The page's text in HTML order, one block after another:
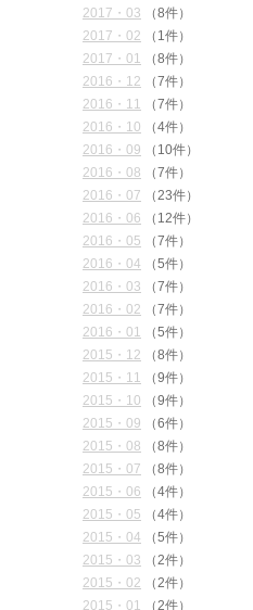
2017・03 （8件）
2017・02 （1件）
2017・01 （8件）
2016・12 （7件）
2016・11 （7件）
2016・10 （4件）
2016・09 （10件）
2016・08 （7件）
2016・07 （23件）
2016・06 （12件）
2016・05 （7件）
2016・04 （5件）
2016・03 （7件）
2016・02 （7件）
2016・01 （5件）
2015・12 （8件）
2015・11 （9件）
2015・10 （9件）
2015・09 （6件）
2015・08 （8件）
2015・07 （8件）
2015・06 （4件）
2015・05 （4件）
2015・04 （5件）
2015・03 （2件）
2015・02 （2件）
2015・01 （2件）